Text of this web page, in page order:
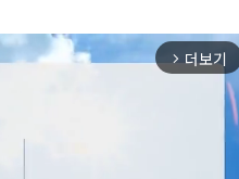
arrow_forward_ios 더보기